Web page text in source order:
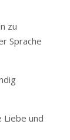
zu
Sprache
Liebe und